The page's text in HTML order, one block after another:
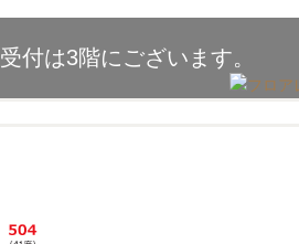
受付は3階にございます。